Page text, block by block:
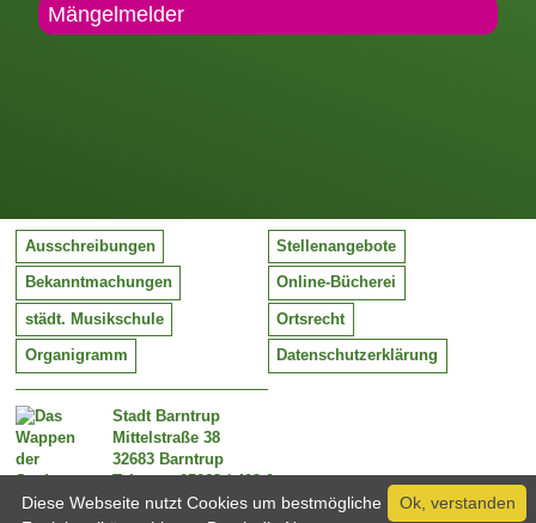
Mängelmelder
Stadt Barntrup
Mittelstraße 38
32683 Barntrup
Tel:
Fax:
05263 / 409-0
05263 / 409-249
Ausschreibungen Stellenangebote
Bekanntmachungen Online-Bücherei
städt. Musikschule Ortsrecht
Organigramm Datenschutzerklärung
Ok, verstanden
Diese Webseite nutzt Cookies um bestmögliche